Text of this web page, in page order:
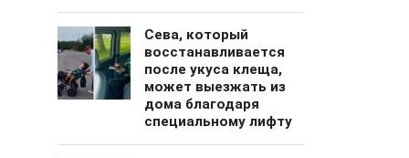
Сева, который
восстанавливается
после укуса клеща,
может выезжать из
дома благодаря
специальному лифту